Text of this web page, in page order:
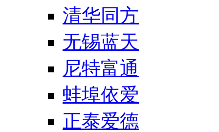
清华同方
无锡蓝天
尼特富通
蚌埠依爱
正泰爱德